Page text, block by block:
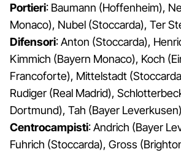
Portieri: Baumann (Hoffenheim),
Monaco), Nubel (Stoccarda), Ter
Difensori: Anton (Stoccarda),
Kimmich (Bayern Monaco), Koch
Francoforte), Mittelstadt
Rudiger (Real Madrid),
Dortmund), Tah (Bayer
Centrocampisti: Andrich (Bayer
Fuhrich (Stoccarda), Gross